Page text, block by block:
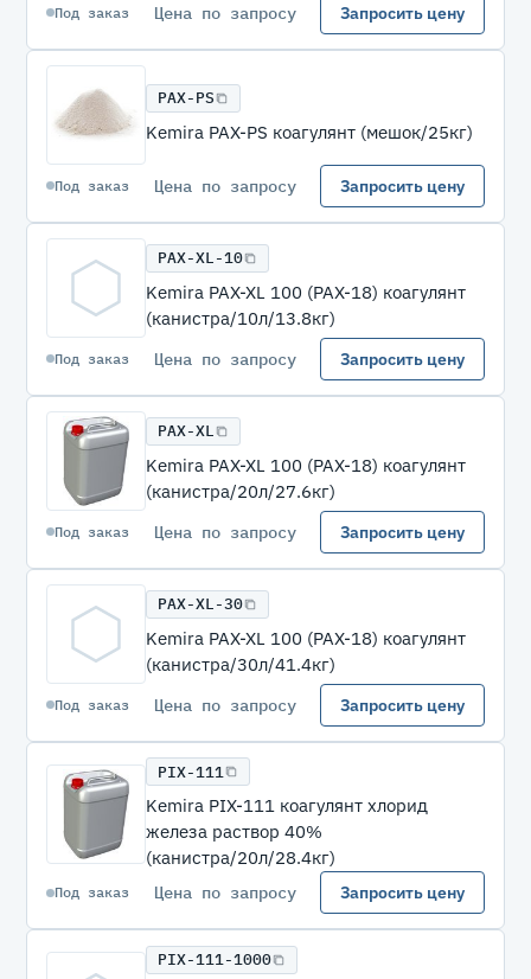
Под заказ Цена по запросу Запросить цену
PAX-PS
Kemira PAX-PS коагулянт (мешок/25кг)
Под заказ Цена по запросу Запросить цену
PAX-XL-10
Kemira PAX-XL 100 (PAX-18) коагулянт
(канистра/10л/13.8кг)
Под заказ Цена по запросу Запросить цену
PAX-XL
Kemira PAX-XL 100 (PAX-18) коагулянт
(канистра/20л/27.6кг)
Под заказ Цена по запросу Запросить цену
PAX-XL-30
Kemira PAX-XL 100 (PAX-18) коагулянт
(канистра/30л/41.4кг)
Под заказ Цена по запросу Запросить цену
PIX-111
Kemira PIX-111 коагулянт хлорид
железа раствор 40%
(канистра/20л/28.4кг)
Под заказ Цена по запросу Запросить цену
PIX-111-1000